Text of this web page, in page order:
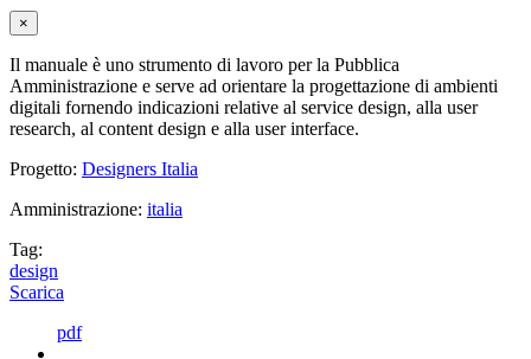
×
Il manuale è uno strumento di lavoro per la Pubblica
Amministrazione e serve ad orientare la progettazione di ambienti
digitali fornendo indicazioni relative al service design, alla user
research, al content design e alla user interface.
Progetto: Designers Italia
Amministrazione: italia
Tag:
design
Scarica
pdf